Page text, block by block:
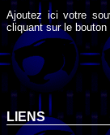
Ajoutez ici votre
cliquant sur le
LIENS